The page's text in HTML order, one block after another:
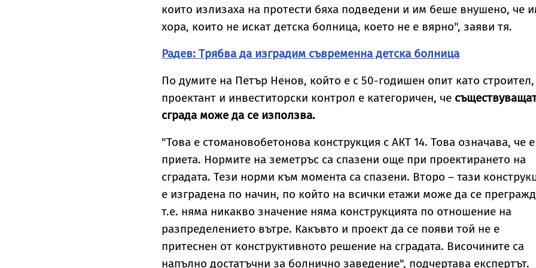
които излизаха на протести бяха подведени и им беше внушено, че
хора, които не искат детска болница, което не е вярно", заяви тя.
Радев: Трябва да изградим съвременна детска болница
По думите на Петър Ненов, който е с 50-годишен опит като строител,
проектант и инвеститорски контрол е категоричен, че
сграда може да се използва.
"Това е стомановобетонова конструкция с АКТ 14. Това означава, че е
приета. Нормите на земетръс са спазени още при проектирането на
сградата. Тези норми към момента са спазени. Второ – тази
е изградена по начин, по който на всички етажи може да се
т.е. няма никакво значение няма конструкцията по отношение на
разпределението вътре. Какъвто и проект да се появи той не е
притеснен от конструктивното решение на сградата. Височините са
напълно достатъчни за болнично заведение", подчертава експертът.